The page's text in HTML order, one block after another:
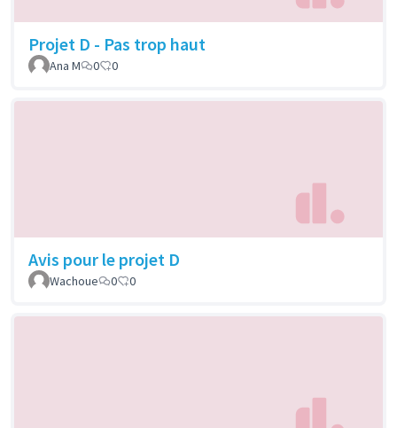
Projet D - Pas trop haut
Ana M 0 0
Avis pour le projet D
Wachoue 0 0